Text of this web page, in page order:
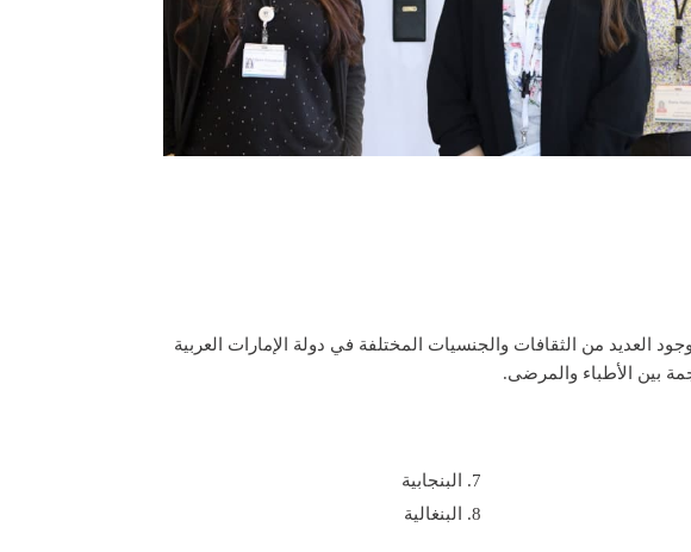
من الثقافات والجنسيات المختلفة في دولة الإمارات العربية
بين الأطباء والمرضى.
البنجابية
البنغالية